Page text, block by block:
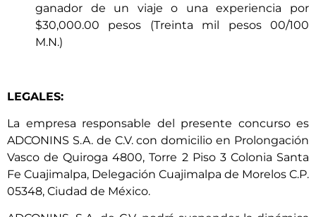
ganador de un viaje o una experiencia por
$30,000.00 pesos (Treinta mil pesos 00/100
M.N.)
LEGALES:
La empresa responsable del presente concurso es
ADCONINS S.A. de C.V. con domicilio en Prolongación
Vasco de Quiroga 4800, Torre 2 Piso 3 Colonia Santa
Fe Cuajimalpa, Delegación Cuajimalpa de Morelos C.P.
05348, Ciudad de México.